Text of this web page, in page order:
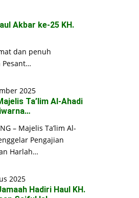
Akbar ke-25 KH.
dan penuh
2025
Ta’lim Al-Ahadi
– Majelis Ta’lim Al-
Pengajian
Harlah…
2025
Hadiri Haul KH.